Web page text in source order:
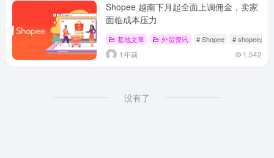
Shopee 越南下月起全面上调佣金，卖家
面临成本压力
基地文章 外贸资讯 # Shopee # shopee越
1年前 1,542
没有了